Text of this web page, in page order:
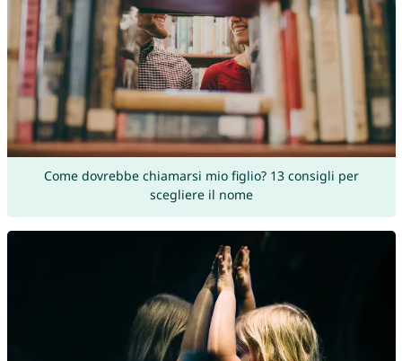
Come dovrebbe chiamarsi mio figlio? 13 consigli per
scegliere il nome